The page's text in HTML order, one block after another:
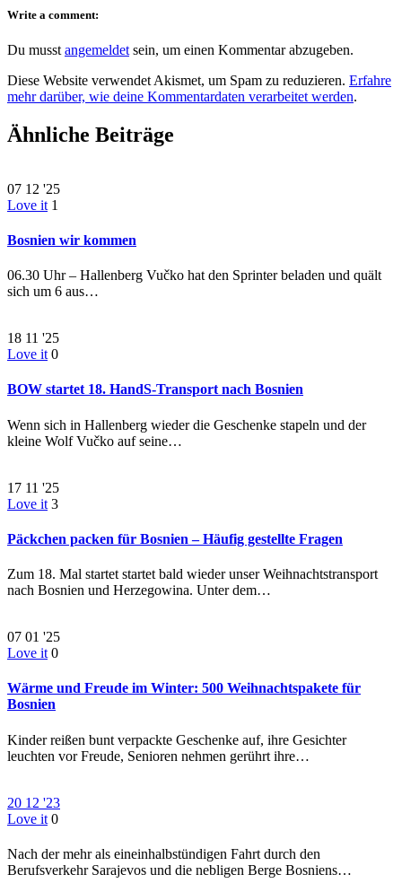
Write a comment:
Du musst angemeldet sein, um einen Kommentar abzugeben.
Diese Website verwendet Akismet, um Spam zu reduzieren. Erfahre
mehr darüber, wie deine Kommentardaten verarbeitet werden.
Ähnliche Beiträge
07 12 '25
Love it 1
Bosnien wir kommen
06.30 Uhr – Hallenberg Vučko hat den Sprinter beladen und quält
sich um 6 aus…
18 11 '25
Love it 0
BOW startet 18. HandS-Transport nach Bosnien
Wenn sich in Hallenberg wieder die Geschenke stapeln und der
kleine Wolf Vučko auf seine…
17 11 '25
Love it 3
Päckchen packen für Bosnien – Häufig gestellte Fragen
Zum 18. Mal startet startet bald wieder unser Weihnachtstransport
nach Bosnien und Herzegowina. Unter dem…
07 01 '25
Love it 0
Wärme und Freude im Winter: 500 Weihnachtspakete für
Bosnien
Kinder reißen bunt verpackte Geschenke auf, ihre Gesichter
leuchten vor Freude, Senioren nehmen gerührt ihre…
20 12 '23
Love it 0
Nach der mehr als eineinhalbstündigen Fahrt durch den
Berufsverkehr Sarajevos und die nebligen Berge Bosniens…